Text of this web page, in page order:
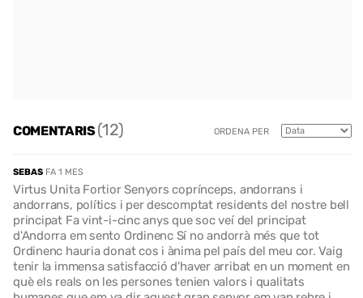
COMENTARIS(12) ORDENA PER
SEBAS FA 1 MES
Virtus Unita Fortior Senyors coprínceps, andorrans i
andorrans, polítics i per descomptat residents del nostre bell
principat Fa vint-i-cinc anys que soc veí del principat
d'Andorra em sento Ordinenc Sí no andorrà més que tot
Ordinenc hauria donat cos i ànima pel país del meu cor. Vaig
tenir la immensa satisfacció d'haver arribat en un moment en
què els reals on les persones tenien valors i qualitats